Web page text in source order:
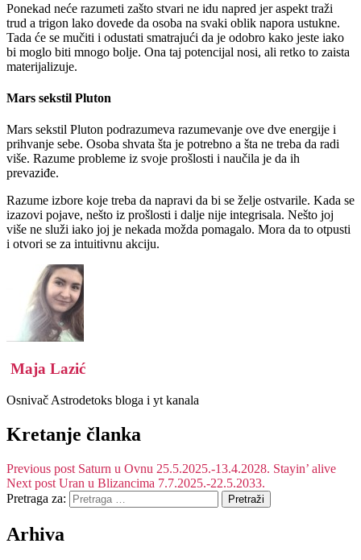
Ponekad neće razumeti zašto stvari ne idu napred jer aspekt traži
trud a trigon lako dovede da osoba na svaki oblik napora ustukne.
Tada će se mučiti i odustati smatrajući da je odobro kako jeste iako
bi moglo biti mnogo bolje. Ona taj potencijal nosi, ali retko to zaista
materijalizuje.
Mars sekstil Pluton
Mars sekstil Pluton podrazumeva razumevanje ove dve energije i
prihvanje sebe. Osoba shvata šta je potrebno a šta ne treba da radi
više. Razume probleme iz svoje prošlosti i naučila je da ih
prevaziđe.
Razume izbore koje treba da napravi da bi se želje ostvarile. Kada se
izazovi pojave, nešto iz prošlosti i dalje nije integrisala. Nešto joj
više ne služi iako joj je nekada možda pomagalo. Mora da to otpusti
i otvori se za intuitivnu akciju.
Maja Lazić
Osnivač Astrodetoks bloga i yt kanala
Kretanje članka
Previous post Saturn u Ovnu 25.5.2025.-13.4.2028. Stayin’ alive
Next post Uran u Blizancima 7.7.2025.-22.5.2033.
Pretraga za:
Arhiva